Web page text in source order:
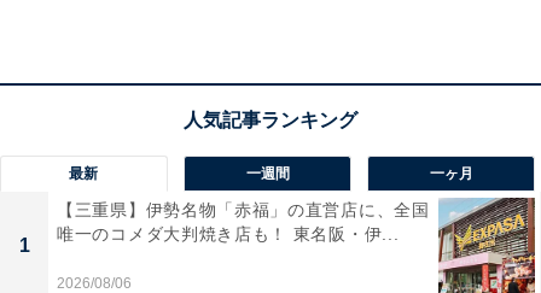
「海沿いならではの新鮮な海産物・加工品が豊富で
限定スイーツも美味しいから」（20代女性／愛知
県）
最新 一週間 一ヶ月
1
【三重県】伊勢名物「赤福」の直営店に、全国
唯一のコメダ大判焼き店も！ 東名阪・伊...
2026/08/06